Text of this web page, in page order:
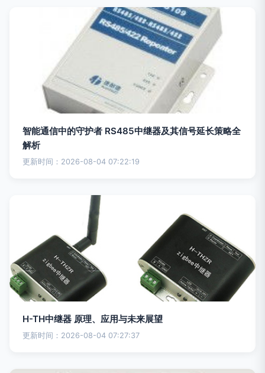
智能通信中的守护者 RS485中继器及其信号延长策略全
解析
更新时间：2026-08-04 07:22:19
H-TH中继器 原理、应用与未来展望
更新时间：2026-08-04 07:27:37